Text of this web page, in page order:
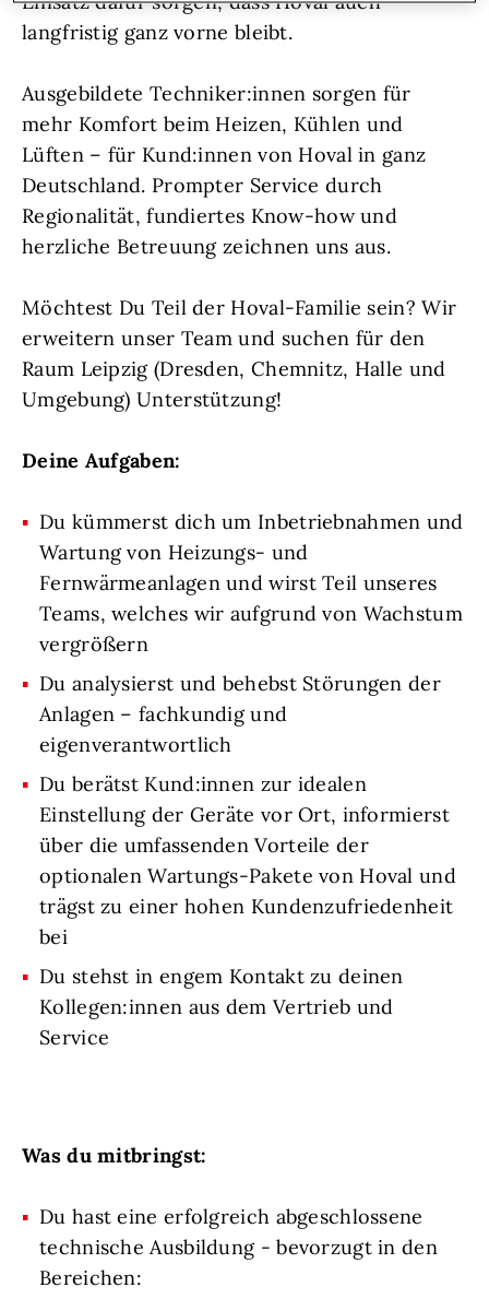
langfristig ganz vorne bleibt.
Ausgebildete Techniker:innen sorgen für
mehr Komfort beim Heizen, Kühlen und
Lüften – für Kund:innen von Hoval in ganz
Deutschland. Prompter Service durch
Regionalität, fundiertes Know-how und
herzliche Betreuung zeichnen uns aus.
Möchtest Du Teil der Hoval-Familie sein? Wir
erweitern unser Team und suchen für den
Raum Leipzig (Dresden, Chemnitz, Halle und
Umgebung) Unterstützung!
Deine Aufgaben:
Du kümmerst dich um Inbetriebnahmen und
Wartung von Heizungs- und
Fernwärmeanlagen und wirst Teil unseres
Teams, welches wir aufgrund von Wachstum
vergrößern
Du analysierst und behebst Störungen der
Anlagen – fachkundig und
eigenverantwortlich
Du berätst Kund:innen zur idealen
Einstellung der Geräte vor Ort, informierst
über die umfassenden Vorteile der
optionalen Wartungs-Pakete von Hoval und
trägst zu einer hohen Kundenzufriedenheit
bei
Du stehst in engem Kontakt zu deinen
Kollegen:innen aus dem Vertrieb und
Service
Was du mitbringst:
Du hast eine erfolgreich abgeschlossene
technische Ausbildung - bevorzugt in den
Bereichen: